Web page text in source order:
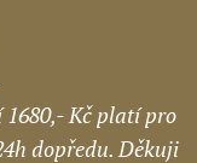
Kč platí pro
dopředu. Děkuji